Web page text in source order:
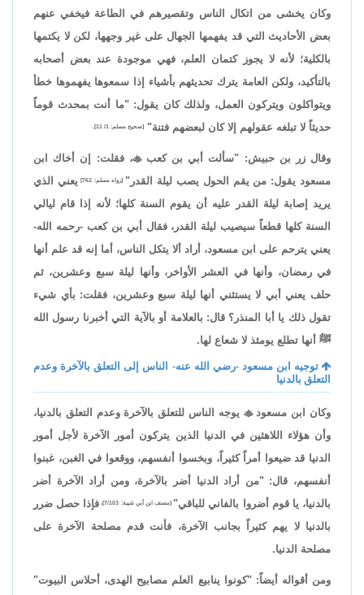
وكان يخشى من اتكال الناس وتقصيرهم في الطاعة فيخفي عنهم
بعض الأحاديث التي قد يفهمها الجهال على غير وجهها، لكن لا يكتمها
بالكلية؛ لأنه لا يجوز كتمان العلم، فهي موجودة عند بعض أصحابه
بالتأكيد، ولكن العامة يترك تحديثهم بأشياء إذا سمعوها يفهموها خطأ
ويتواكلون ويتركون العمل، ولذلك كان يقول: "ما أنت بمحدث قوماً
حديثاً لا تبلغه عقولهم إلا كان لبعضهم فتنة" [صحيح مسلم: 1/ 11].
وقال زر بن حبيش: "سألت أبي بن كعب، فقلت: إن أخاك ابن
مسعود يقول: من يقم الحول يصب ليلة القدر" [رواه مسلم: 762]
يعني الذي
يريد إصابة ليلة القدر عليه أن يقوم السنة كلها؛ لأنه إذا قام ليالي
السنة كلها قطعاً سيصيب ليلة القدر، فقال أبي بن كعب -رحمه الله-
يعني يترحم على ابن مسعود، أراد ألا يتكل الناس، أما إنه قد علم أنها
في رمضان، وأنها في العشر الأواخر، وأنها ليلة سبع وعشرين، ثم
حلف يعني أبي لا يستثني أنها ليلة سبع وعشرين، فقلت: بأي شيء
تقول ذلك يا أبا المنذر؟ قال: بالعلامة أو بالآية التي أخبرنا رسول الله
ﷺ أنها تطلع يومئذ لا شعاع لها.
توجيه ابن مسعود -رضي الله عنه- الناس إلى التعلق بالآخرة وعدم
التعلق بالدنيا
وكان ابن مسعود يوجه الناس للتعلق بالآخرة وعدم التعلق بالدنيا،
وأن هؤلاء اللاهثين في الدنيا الذين يتركون أمور الآخرة لأجل أمور
الدنيا قد ضيعوا أمراً كثيراً، وبخسوا أنفسهم، ووقعوا في الغبن، غبنوا
أنفسهم، قال: "من أراد الدنيا أضر بالآخرة، ومن أراد الآخرة أضر
بالدنيا، يا قوم أضروا بالفاني للباقي" [مصنف ابن أبي شيبة: 7/103]،
فإذا حصل ضرر
بالدنيا لا يهم كثيراً بجانب الآخرة، فأنت قدم مصلحة الآخرة على
مصلحة الدنيا.
ومن أقواله أيضاً: "كونوا ينابيع العلم مصابيح الهدى، أحلاس البيوت"